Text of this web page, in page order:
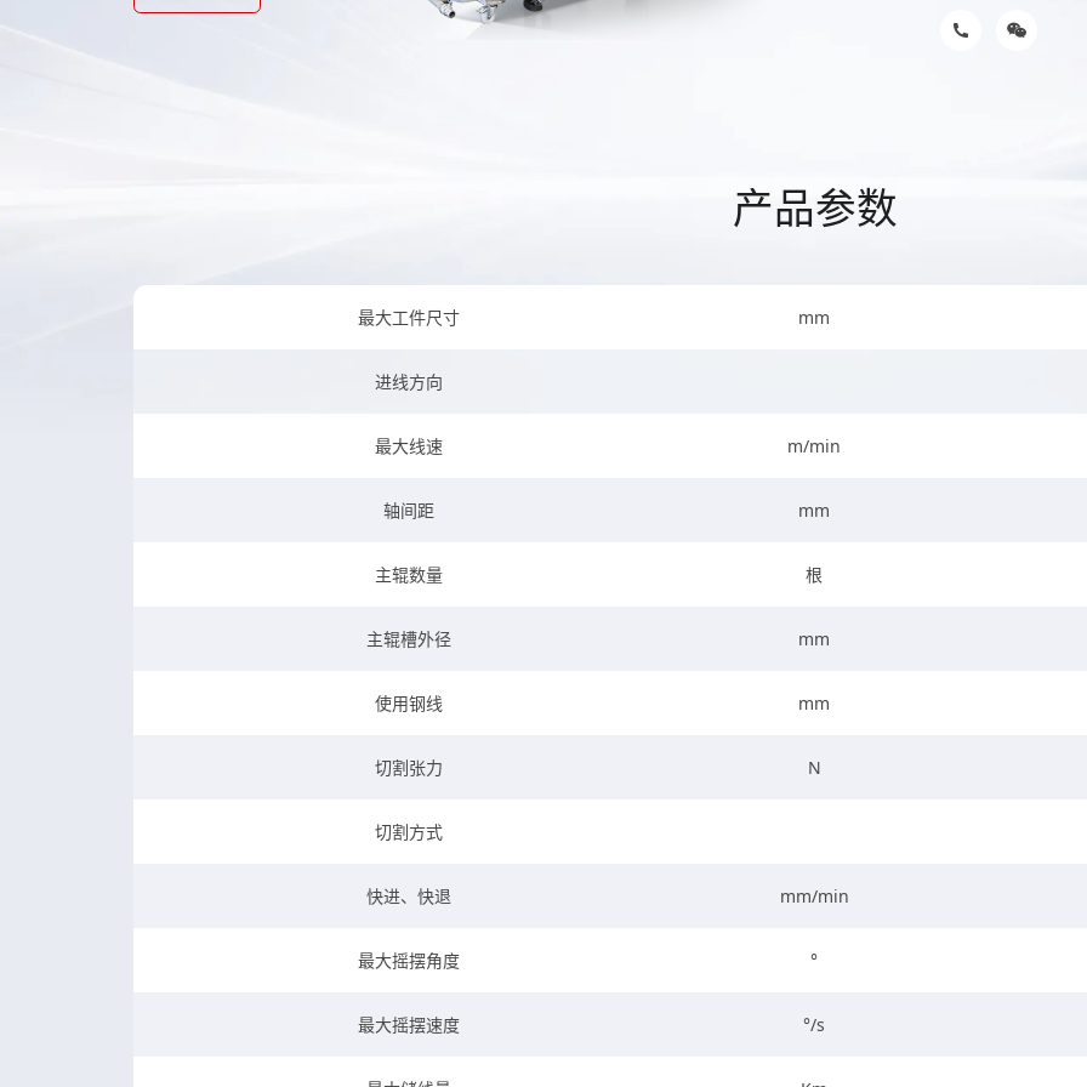
产品参数
最大工件尺寸 mm
进线方向
最大线速 m/min
轴间距 mm
主辊数量 根
主辊槽外径 mm
使用钢线 mm
切割张力 N
切割方式
快进、快退 mm/min
最大摇摆角度 °
最大摇摆速度 °/s